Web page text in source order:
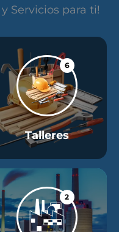
Servicios para ti!
6
Talleres
2